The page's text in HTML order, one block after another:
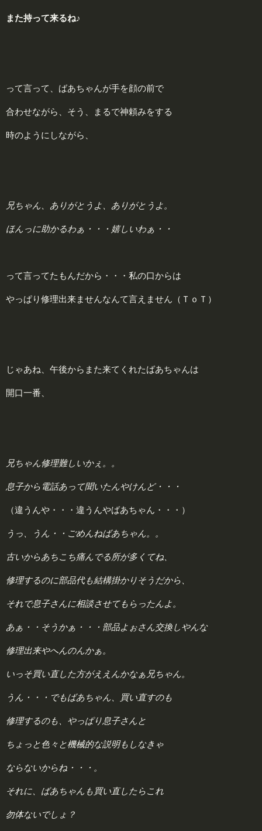
また持って来るね♪
って言って、ばあちゃんが手を顔の前で
合わせながら、そう、まるで神頼みをする
時のようにしながら、
兄ちゃん、ありがとうよ、ありがとうよ。
ほんっに助かるわぁ・・・嬉しいわぁ・・
って言ってたもんだから・・・私の口からは
やっぱり修理出来ませんなんて言えません（ＴｏＴ）
じゃあね、午後からまた来てくれたばあちゃんは
開口一番、
兄ちゃん修理難しいかぇ。。
息子から電話あって聞いたんやけんど・・・
（違うんや・・・違うんやばあちゃん・・・）
うっ、うん・・ごめんねばあちゃん。。
古いからあちこち痛んでる所が多くてね、
修理するのに部品代も結構掛かりそうだから、
それで息子さんに相談させてもらったんよ。
あぁ・・そうかぁ・・・部品よぉさん交換しやんな
修理出来やへんのんかぁ。
いっそ買い直した方がええんかなぁ兄ちゃん。
うん・・・でもばあちゃん、買い直すのも
修理するのも、やっぱり息子さんと
ちょっと色々と機械的な説明もしなきゃ
ならないからね・・・。
それに、ばあちゃんも買い直したらこれ
勿体ないでしょ？